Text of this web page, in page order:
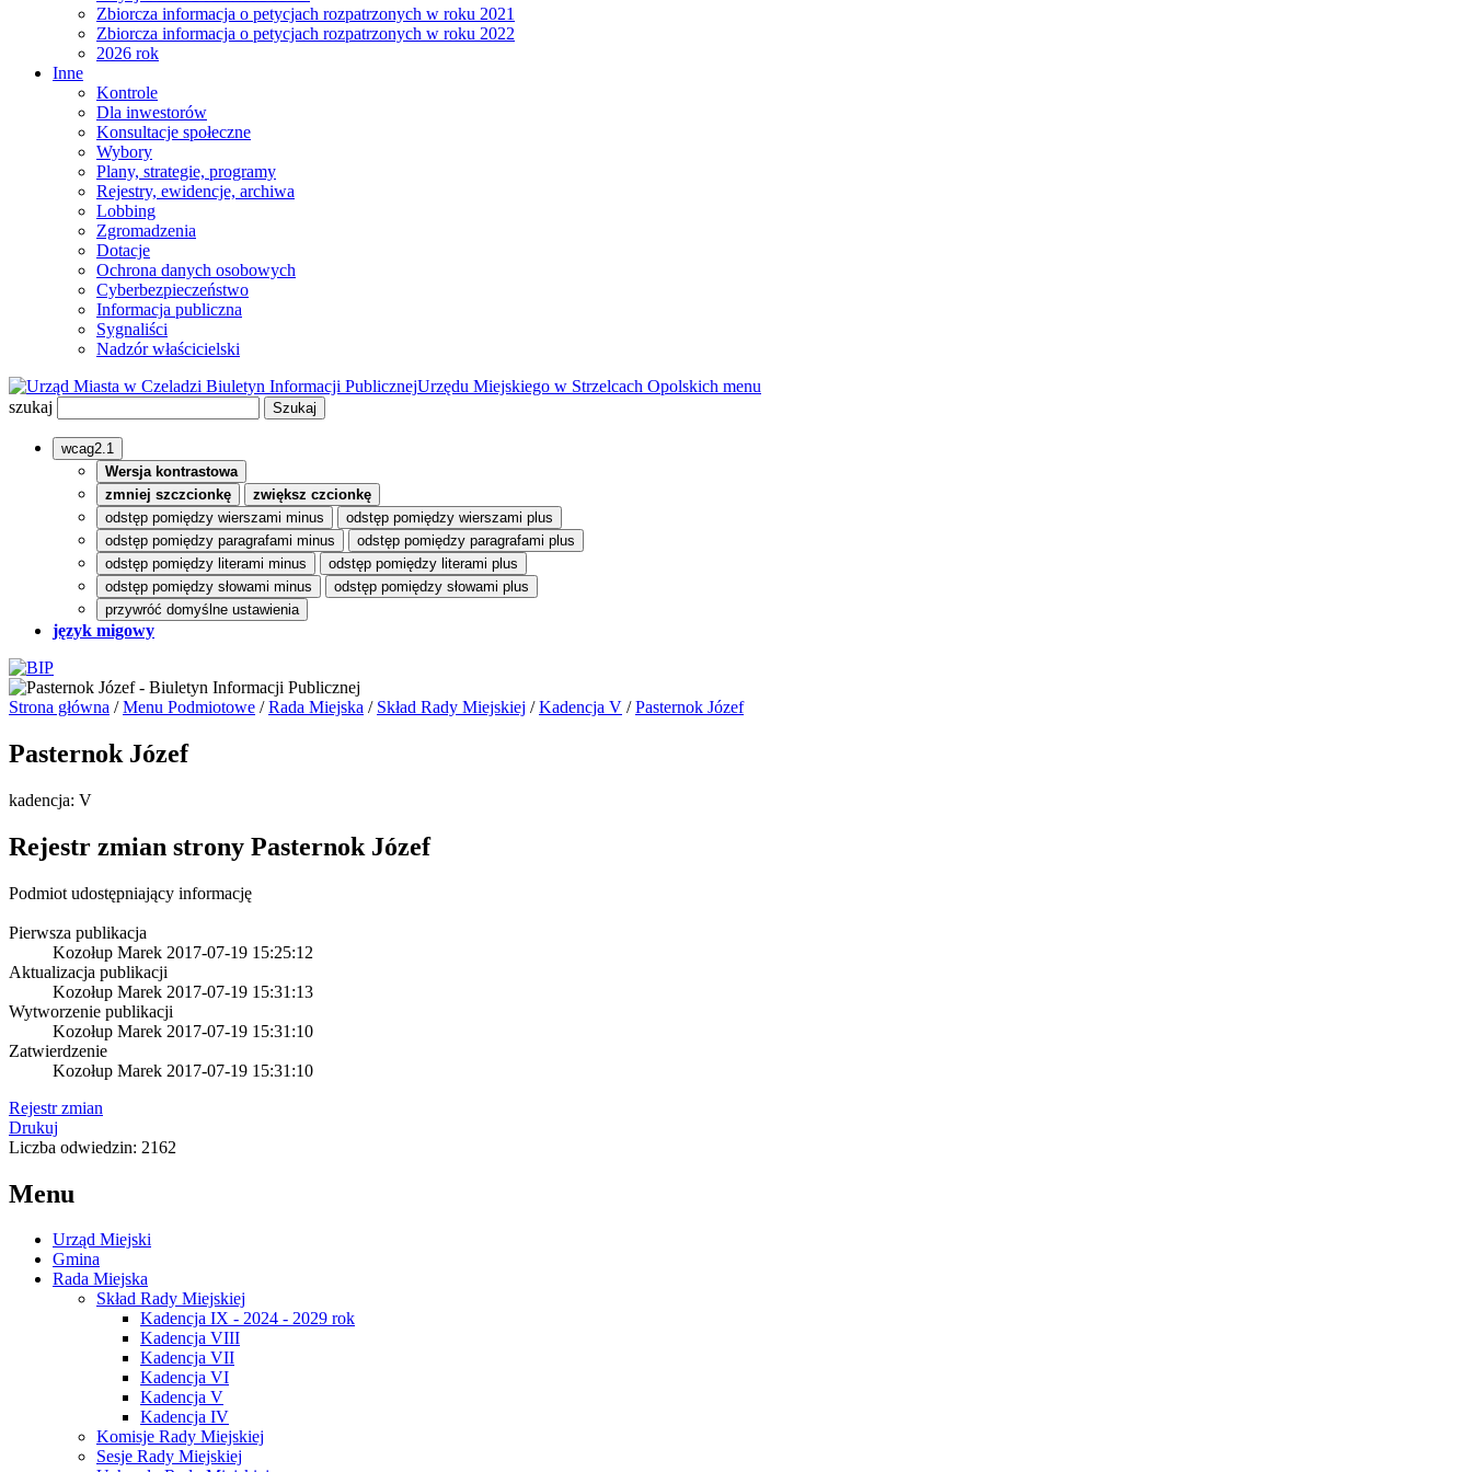
Zbiorcza informacja o petycjach rozpatrzonych w roku 2021
Zbiorcza informacja o petycjach rozpatrzonych w roku 2022
2026 rok
Inne
Kontrole
Dla inwestorów
Konsultacje społeczne
Wybory
Plany, strategie, programy
Rejestry, ewidencje, archiwa
Lobbing
Zgromadzenia
Dotacje
Ochrona danych osobowych
Cyberbezpieczeństwo
Informacja publiczna
Sygnaliści
Nadzór właścicielski
Biuletyn Informacji PublicznejUrzędu Miejskiego w Strzelcach Opolskich menu
szukaj
wcag2.1
Wersja kontrastowa
zmniej szczcionkę
zwiększ czcionkę
odstęp pomiędzy wierszami minus
odstęp pomiędzy wierszami plus
odstęp pomiędzy paragrafami minus
odstęp pomiędzy paragrafami plus
odstęp pomiędzy literami minus
odstęp pomiędzy literami plus
odstęp pomiędzy słowami minus
odstęp pomiędzy słowami plus
przywróć domyślne ustawienia
język migowy
Strona główna /Menu Podmiotowe /Rada Miejska / Skład Rady Miejskiej /Kadencja V /Pasternok Józef
Pasternok Józef
kadencja: V
Rejestr zmian strony Pasternok Józef
Podmiot udostępniający informację
Pierwsza publikacja
Kozołup Marek 2017-07-19 15:25:12
Aktualizacja publikacji
Kozołup Marek 2017-07-19 15:31:13
Wytworzenie publikacji
Kozołup Marek 2017-07-19 15:31:10
Zatwierdzenie
Kozołup Marek 2017-07-19 15:31:10
Rejestr zmian
Drukuj
Liczba odwiedzin: 2162
Menu
Urząd Miejski
Gmina
Rada Miejska
Skład Rady Miejskiej
Kadencja IX - 2024 - 2029 rok
Kadencja VIII
Kadencja VII
Kadencja VI
Kadencja V
Kadencja IV
Komisje Rady Miejskiej
Sesje Rady Miejskiej